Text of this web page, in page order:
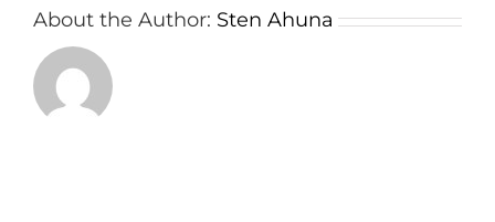
About the Author: Sten Ahuna